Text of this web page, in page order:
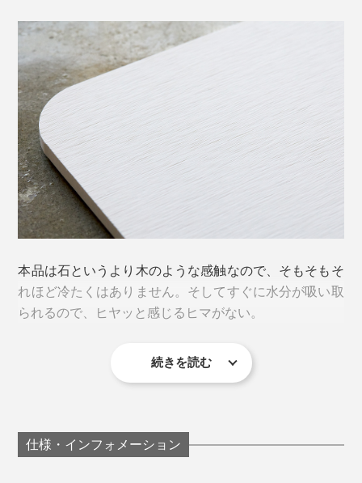
イト」、汚れが目立ちにくい「グレー」の３色。
試験片を滅菌済みストマッカー袋に入れ、1/20NB培地にて105/mLに調整した 試
験菌液を0.4ml滴下し静置、24時間後に生理食塩水50mlで洗い出しを行い、混釈平
別売りの専用スタンドを使えば、うっかり倒れる心配も
ありません。
別売りのバスマットスタンドには、Lサイズ、コンパクトサイズともに立てかけ
OK。写真は、奥がLサイズ／ホワイト、手前がコンパクトサイズ／グレー
するだけ。目立つ汚れだけでなく、全体をまんべんなく
こすります。
本品は石というより木のような感触なので、そもそもそ
れほど冷たくはありません。そしてすぐに水分が吸い取
られるので、ヒヤッと感じるヒマがない。
冷たさは、濡れた肌が冷たい空気に触れることで感じる
家族がお風呂を使った直後でも、あのジメッとした気持
ち悪さがないのがうれしい。いつでも一番風呂の気分で
続きを読む
仕様・インフォメーション